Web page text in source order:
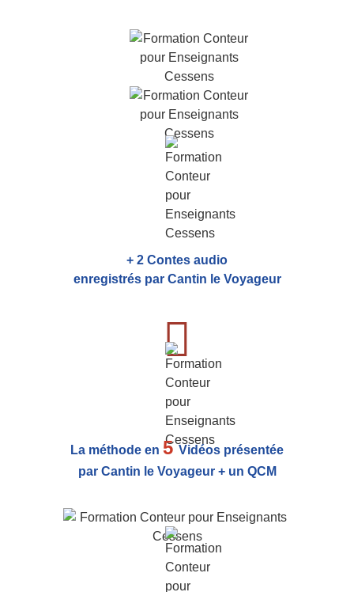
+ 2 Contes audio
enregistrés par Cantin le Voyageur
La méthode en 5Vidéos présentée
par Cantin le Voyageur + un QCM